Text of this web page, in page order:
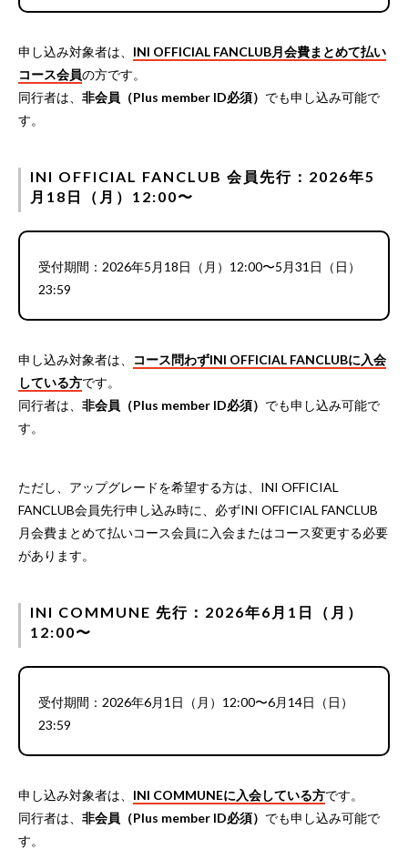
申し込み対象者は、 INI OFFICIAL FANCLUB月会費まとめて払い
コース会員の方です。
同行者は、 非会員（Plus member ID必須） でも申し込み可能で
す。
INI OFFICIAL FANCLUB 会員先行：2026年5
月18日（月）12:00〜
受付期間：2026年5月18日（月）12:00〜5月31日（日）
23:59
申し込み対象者は、
コース問わずINI OFFICIAL FANCLUBに入会
している方です。
同行者は、 非会員（Plus member ID必須） でも申し込み可能で
す。
ただし、アップグレードを希望する方は、INI OFFICIAL
FANCLUB会員先行申し込み時に、必ずINI OFFICIAL FANCLUB
月会費まとめて払いコース会員に入会またはコース変更する必要
があります。
INI COMMUNE 先行：2026年6月1日（月）
12:00〜
受付期間：2026年6月1日（月）12:00〜6月14日（日）
23:59
申し込み対象者は、 INI COMMUNEに入会している方です。
同行者は、 非会員（Plus member ID必須） でも申し込み可能で
す。